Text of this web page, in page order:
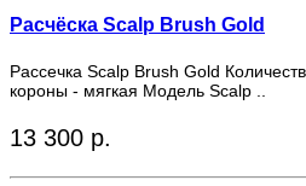
Расчёска Scalp Brush Gold
Рассечка Scalp Brush Gold
короны - мягкая Модель Scalp ..
13 300 р.